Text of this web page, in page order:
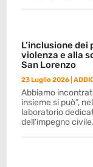
L’inclusione
violenza e alla
San Lorenzo
23 Luglio 2026 |
Abbiamo
insieme si può”,
laboratorio
dell’impegno civile.